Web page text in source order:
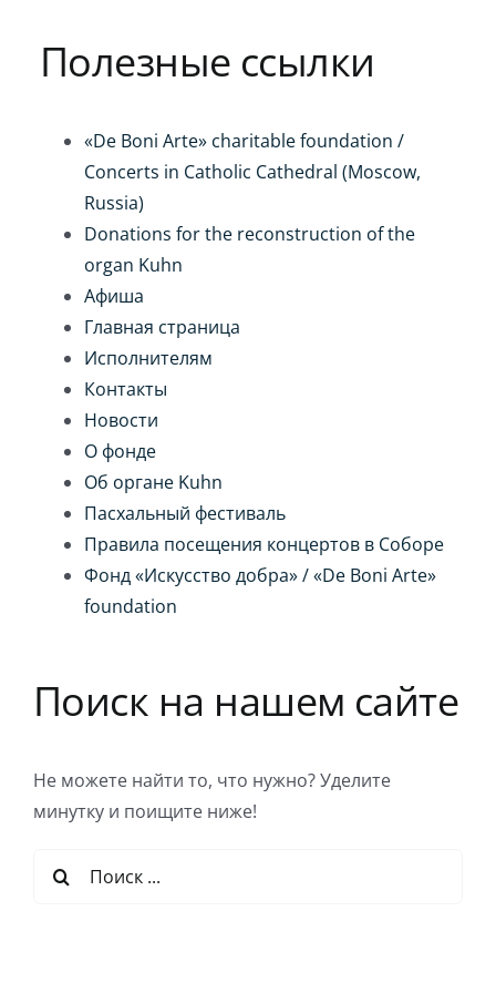
Полезные ссылки
«De Boni Arte» charitable foundation /
Concerts in Catholic Cathedral (Moscow,
Russia)
Donations for the reconstruction of the
organ Kuhn
Афиша
Главная страница
Исполнителям
Контакты
Новости
О фонде
Об органе Kuhn
Пасхальный фестиваль
Правила посещения концертов в Соборе
Фонд «Искусство добра» / «De Boni Arte»
foundation
Поиск на нашем сайте
Не можете найти то, что нужно? Уделите
минутку и поищите ниже!
Результат
поиска: